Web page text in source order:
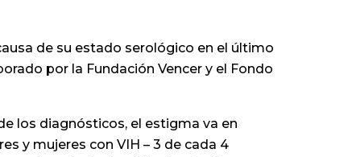
de su estado serológico en el último
por la Fundación Vencer y el Fondo
los diagnósticos, el estigma va en
y mujeres con VIH – 3 de cada 4